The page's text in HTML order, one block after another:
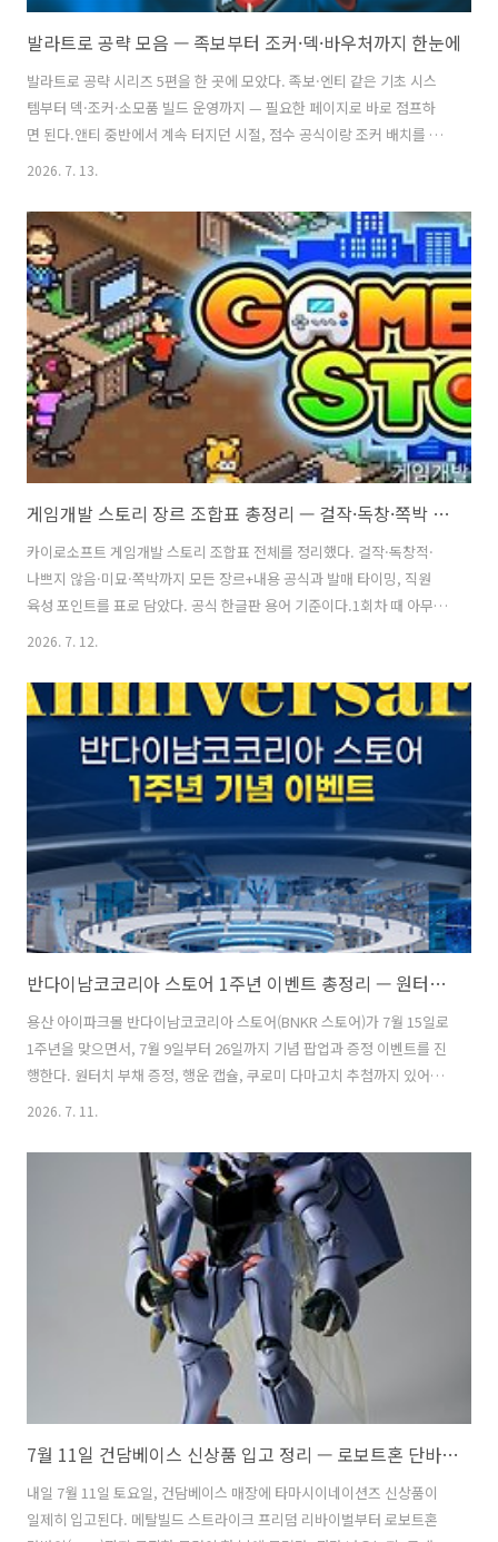
발라트로 공략 모음 — 족보부터 조커·덱·바우처까지 한눈에
발라트로 공략 시리즈 5편을 한 곳에 모았다. 족보·엔티 같은 기초 시스
템부터 덱·조커·소모품 빌드 운영까지 — 필요한 페이지로 바로 점프하
면 된다.앤티 중반에서 계속 터지던 시절, 점수 공식이랑 조커 배치를 따
로 찾아 헤매던 게 번거로워서 직접 정리했다. 입문자라면 기초 시스템
다.🃏 기초 시스템모든 점수는 칩×배수로 계산된다. 이 구조와 스테이지
별 요구치를 모르면 빌드 방향도 잡히지 않는다.🂡 족보 총정리족보별 기
본 득점 · 칩×배수 공식 · A 로우 스트레이트 계산 규칙바로가기 →📈
엔티 총정리엔티별 요구 칩 · 스테이크 난이도 차이 · 무한모드 한계 38
엔티바로가기 →몇 엔티에서 막히는지부터 확인하자. 자기 한계 구간을
알..
2026. 7. 13.
게임개발 스토리 장르 조합표 총정리 — 걸작·독창·쪽박 전체 공식
카이로소프트 게임개발 스토리 조합표 전체를 정리했다. 걸작·독창적·
나쁘지 않음·미묘·쪽박까지 모든 장르+내용 공식과 발매 타이밍, 직원
육성 포인트를 표로 담았다. 공식 한글판 용어 기준이다.1회차 때 아무
조합이나 찍어 냈다가 평론가 점수 두 자릿수도 못 넘기고 적자를 봤다.
원도 좋은 매출을 내지 못한다.조합을 하고 안하고 차이가 크다. 조합 찾
는게 귀찮아서 이렇게 하면 좋지 않을까 하다가 안좋은 조합이 나오면 특
히 초반에 자금난에 시달리게 된다.1. 걸작입니다! 조합 (최우선)붉은색
= 장르·내용 인기가 모두 최상 조합.장르내용RPG판타지, 여성향, 송이
버섯시뮬레이션말 레이스, 연애, 전차, 헌책방만화가, 영화, 게임 회사마
2026. 7. 12.
반다이남코코리아 스토어 1주년 이벤트 총정리 — 원터치 부채·행운 캡슐·쿠로미 다마고치
용산 아이파크몰 반다이남코코리아 스토어(BNKR 스토어)가 7월 15일로
1주년을 맞으면서, 7월 9일부터 26일까지 기념 팝업과 증정 이벤트를 진
행한다. 원터치 부채 증정, 행운 캡슐, 쿠로미 다마고치 추첨까지 있어서
이번 주말 방문 계획이라면 일정부터 체크하는 게 좋다.연휴기간이 있어
서 평일 저녁이나 오전에 방문하는 것을 추천한다. 주말 낮에 가면 원하
는 이벤트에 참여 못할수도 있다.1주년 기념 팝업 — 7월 9일(목) ~ 26일
(일)스토어 앞 이벤트 공간에 1주년 기념 팝업이 열렸다. 포토존 여러 개
에 '돌잔치' 컨셉 체험까지 있는데, 오픈 1년을 아기 돌잔치에 빗댄 기획
이라 소소하게 웃기다. 실제로 7월 12일에는 2025년 7..
2026. 7. 11.
7월 11일 건담베이스 신상품 입고 정리 — 로보트혼 단바인 H.D. 드디어 매장 발매
내일 7월 11일 토요일, 건담베이스 매장에 타마시이네이션즈 신상품이
일제히 입고된다. 메탈빌드 스트라이크 프리덤 리바이벌부터 로보트혼